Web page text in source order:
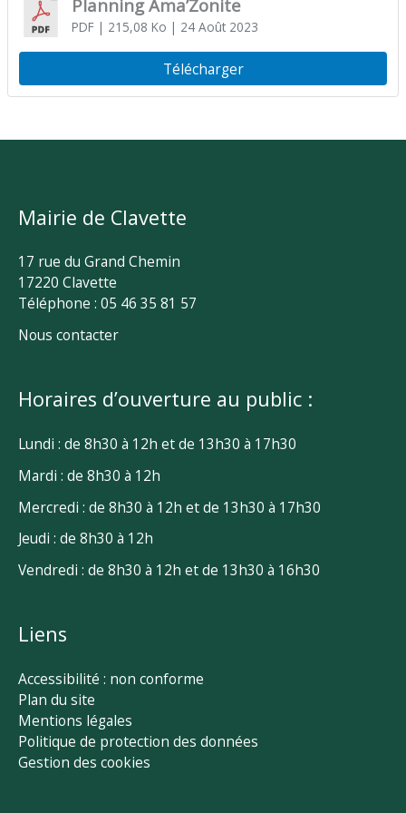
Planning Ama’Zonite
PDF| 215,08 Ko | 24 Août 2023
Télécharger
Mairie de Clavette
17 rue du Grand Chemin
17220 Clavette
Téléphone : 05 46 35 81 57
Nous contacter
Horaires d’ouverture au public :
Lundi : de 8h30 à 12h et de 13h30 à 17h30
Mardi : de 8h30 à 12h
Mercredi : de 8h30 à 12h et de 13h30 à 17h30
Jeudi : de 8h30 à 12h
Vendredi : de 8h30 à 12h et de 13h30 à 16h30
Liens
Accessibilité : non conforme
Plan du site
Mentions légales
Politique de protection des données
Gestion des cookies